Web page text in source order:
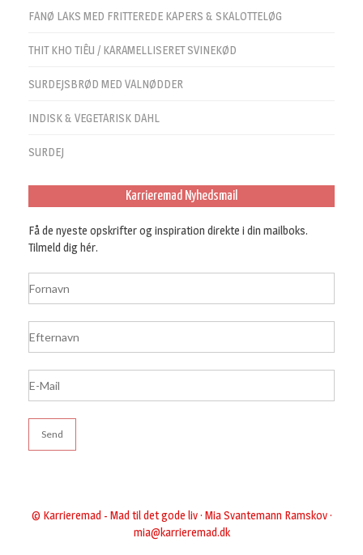
FANØ LAKS MED FRITTEREDE KAPERS & SKALOTTELØG
THIT KHO TIÊU / KARAMELLISERET SVINEKØD
SURDEJSBRØD MED VALNØDDER
INDISK & VEGETARISK DAHL
SURDEJ
Karrieremad Nyhedsmail
Få de nyeste opskrifter og inspiration direkte i din mailboks.
Tilmeld dig hér.
© Karrieremad - Mad til det gode liv · Mia Svantemann Ramskov ·
mia@karrieremad.dk